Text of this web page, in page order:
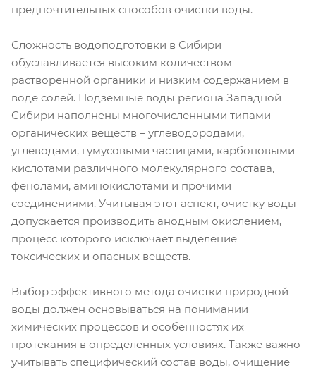
предпочтительных способов очистки воды.
Сложность водоподготовки в Сибири
обуславливается высоким количеством
растворенной органики и низким содержанием в
воде солей. Подземные воды региона Западной
Сибири наполнены многочисленными типами
органических веществ – углеводородами,
углеводами, гумусовыми частицами, карбоновыми
кислотами различного молекулярного состава,
фенолами, аминокислотами и прочими
соединениями. Учитывая этот аспект, очистку воды
допускается производить анодным окислением,
процесс которого исключает выделение
токсических и опасных веществ.
Выбор эффективного метода очистки природной
воды должен основываться на понимании
химических процессов и особенностях их
протекания в определенных условиях. Также важно
учитывать специфический состав воды, очищение